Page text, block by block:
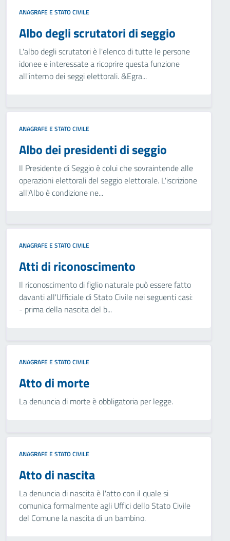
ANAGRAFE E STATO CIVILE
Albo degli scrutatori di seggio
L'albo degli scrutatori è l'elenco di tutte le persone
idonee e interessate a ricoprire questa funzione
all'interno dei seggi elettorali. &Egra...
ANAGRAFE E STATO CIVILE
Albo dei presidenti di seggio
Il Presidente di Seggio è colui che sovraintende alle
operazioni elettorali del seggio elettorale. L'iscrizione
all'Albo è condizione ne...
ANAGRAFE E STATO CIVILE
Atti di riconoscimento
Il riconoscimento di figlio naturale può essere fatto
davanti all'Ufficiale di Stato Civile nei seguenti casi:
- prima della nascita del b...
ANAGRAFE E STATO CIVILE
Atto di morte
La denuncia di morte è obbligatoria per legge.
ANAGRAFE E STATO CIVILE
Atto di nascita
La denuncia di nascita è l'atto con il quale si
comunica formalmente agli Uffici dello Stato Civile
del Comune la nascita di un bambino.